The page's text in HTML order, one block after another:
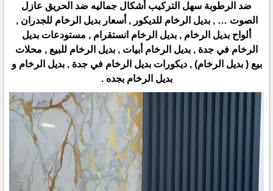
ضد الرطوبة سهل التركيب أشكال جماليه ضد الحريق عازل
الصوت … , بديل الرخام للديكور , أسعار بديل الرخام للجدران ,
ألواح بديل الرخام , بديل الرخام انستقرام , مستودعات بديل
الرخام في جدة , بديل الرخام أبيات , بديل الرخام للبيع , محلات
بيع ( بديل الرخام) , ديكورات بديل الرخام في جدة , بديل الرخام و
بديل الرخام بجده .